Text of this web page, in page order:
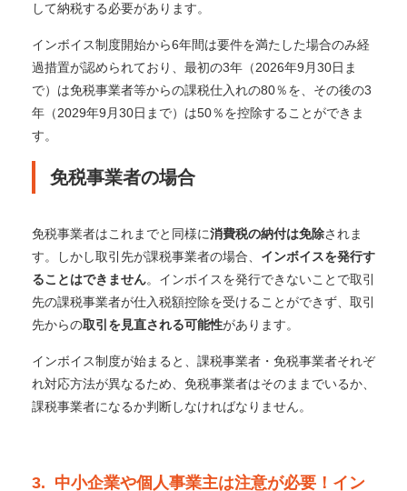
して納税する必要があります。
インボイス制度開始から6年間は要件を満たした場合のみ経
過措置が認められており、最初の3年（2026年9月30日ま
で）は免税事業者等からの課税仕入れの80％を、その後の3
年（2029年9月30日まで）は50％を控除することができま
す。
免税事業者の場合
免税事業者はこれまでと同様に消費税の納付は免除されま
す。
しかし取引先が課税事業者の場合、 インボイスを発行す
ることはできません。 インボイスを発行できないことで取引
先の課税事業者が仕入税額控除を受けることができず、取引
先からの取引を見直される可能性があります。
インボイス制度が始まると、課税事業者・免税事業者それぞ
れ対応方法が異なるため、免税事業者はそのままでいるか、
課税事業者になるか判断しなければなりません。
3. 中小企業や個人事業主は注意が必要！イン